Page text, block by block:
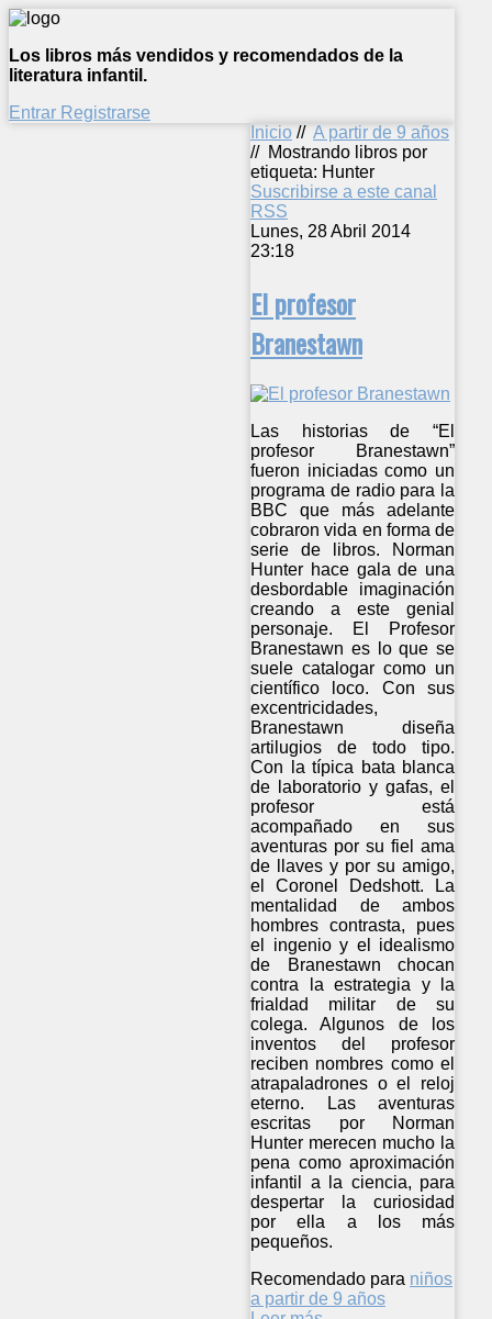
Los libros más vendidos y recomendados de la
literatura infantil.
Entrar Registrarse
Inicio // A partir de 9 años
// Mostrando libros por
etiqueta: Hunter
Suscribirse a este canal
RSS
Lunes, 28 Abril 2014
23:18
El profesor
Branestawn
Las historias de “El
profesor Branestawn”
fueron iniciadas como un
programa de radio para la
BBC que más adelante
cobraron vida en forma de
serie de libros. Norman
Hunter hace gala de una
desbordable imaginación
creando a este genial
personaje. El Profesor
Branestawn es lo que se
suele catalogar como un
científico loco. Con sus
excentricidades,
Branestawn diseña
artilugios de todo tipo.
Con la típica bata blanca
de laboratorio y gafas, el
profesor está
acompañado en sus
aventuras por su fiel ama
de llaves y por su amigo,
el Coronel Dedshott. La
mentalidad de ambos
hombres contrasta, pues
el ingenio y el idealismo
de Branestawn chocan
contra la estrategia y la
frialdad militar de su
colega. Algunos de los
inventos del profesor
reciben nombres como el
atrapaladrones o el reloj
eterno. Las aventuras
escritas por Norman
Hunter merecen mucho la
pena como aproximación
infantil a la ciencia, para
despertar la curiosidad
por ella a los más
pequeños.
Recomendado para niños
a partir de 9 años